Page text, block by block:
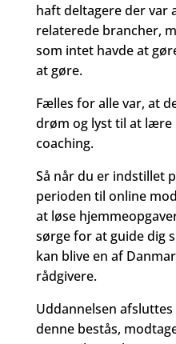
haft deltagere der var
relaterede brancher,
som intet havde at
at gøre.
Fælles for alle var, at
drøm og lyst til at lære
coaching.
Så når du er indstillet
perioden til online
at løse
sørge for at guide dig
kan blive en af
rådgivere.
Uddannelsen
denne bestås,